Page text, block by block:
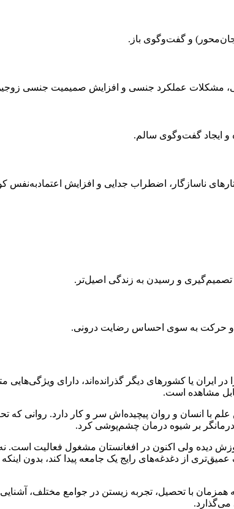
مشکلات عملکرد جنسی و افزایش صمیمیت جنسی
و ایجاد گفت‌وگوی سالم.
ناسازگار، اضطراب جدایی و افزایش اعتمادبه‌نفس
تصمیم‌گیری و رسیدن به زندگی اصیل‌تر.
و حرکت به سوی احساس رضایت درونی.
یا کشورهای دیگر گذرانده‌اند، دارای ویژگی‌هایی
مشاهده است.
انسان و روان پیچیده‌اش سر و کار دارد. روانی که تحت
بر شیوه درمان چشم‌پوشی کرد.
دیده ولی اکنون در افغانستان مشغول فعالیت است.
از دغدغه‌های رایج یک جامعه پیدا کند، بدون
با تحصیل، تجربه زیستن در جوامع مختلف،
می‌گذارد.